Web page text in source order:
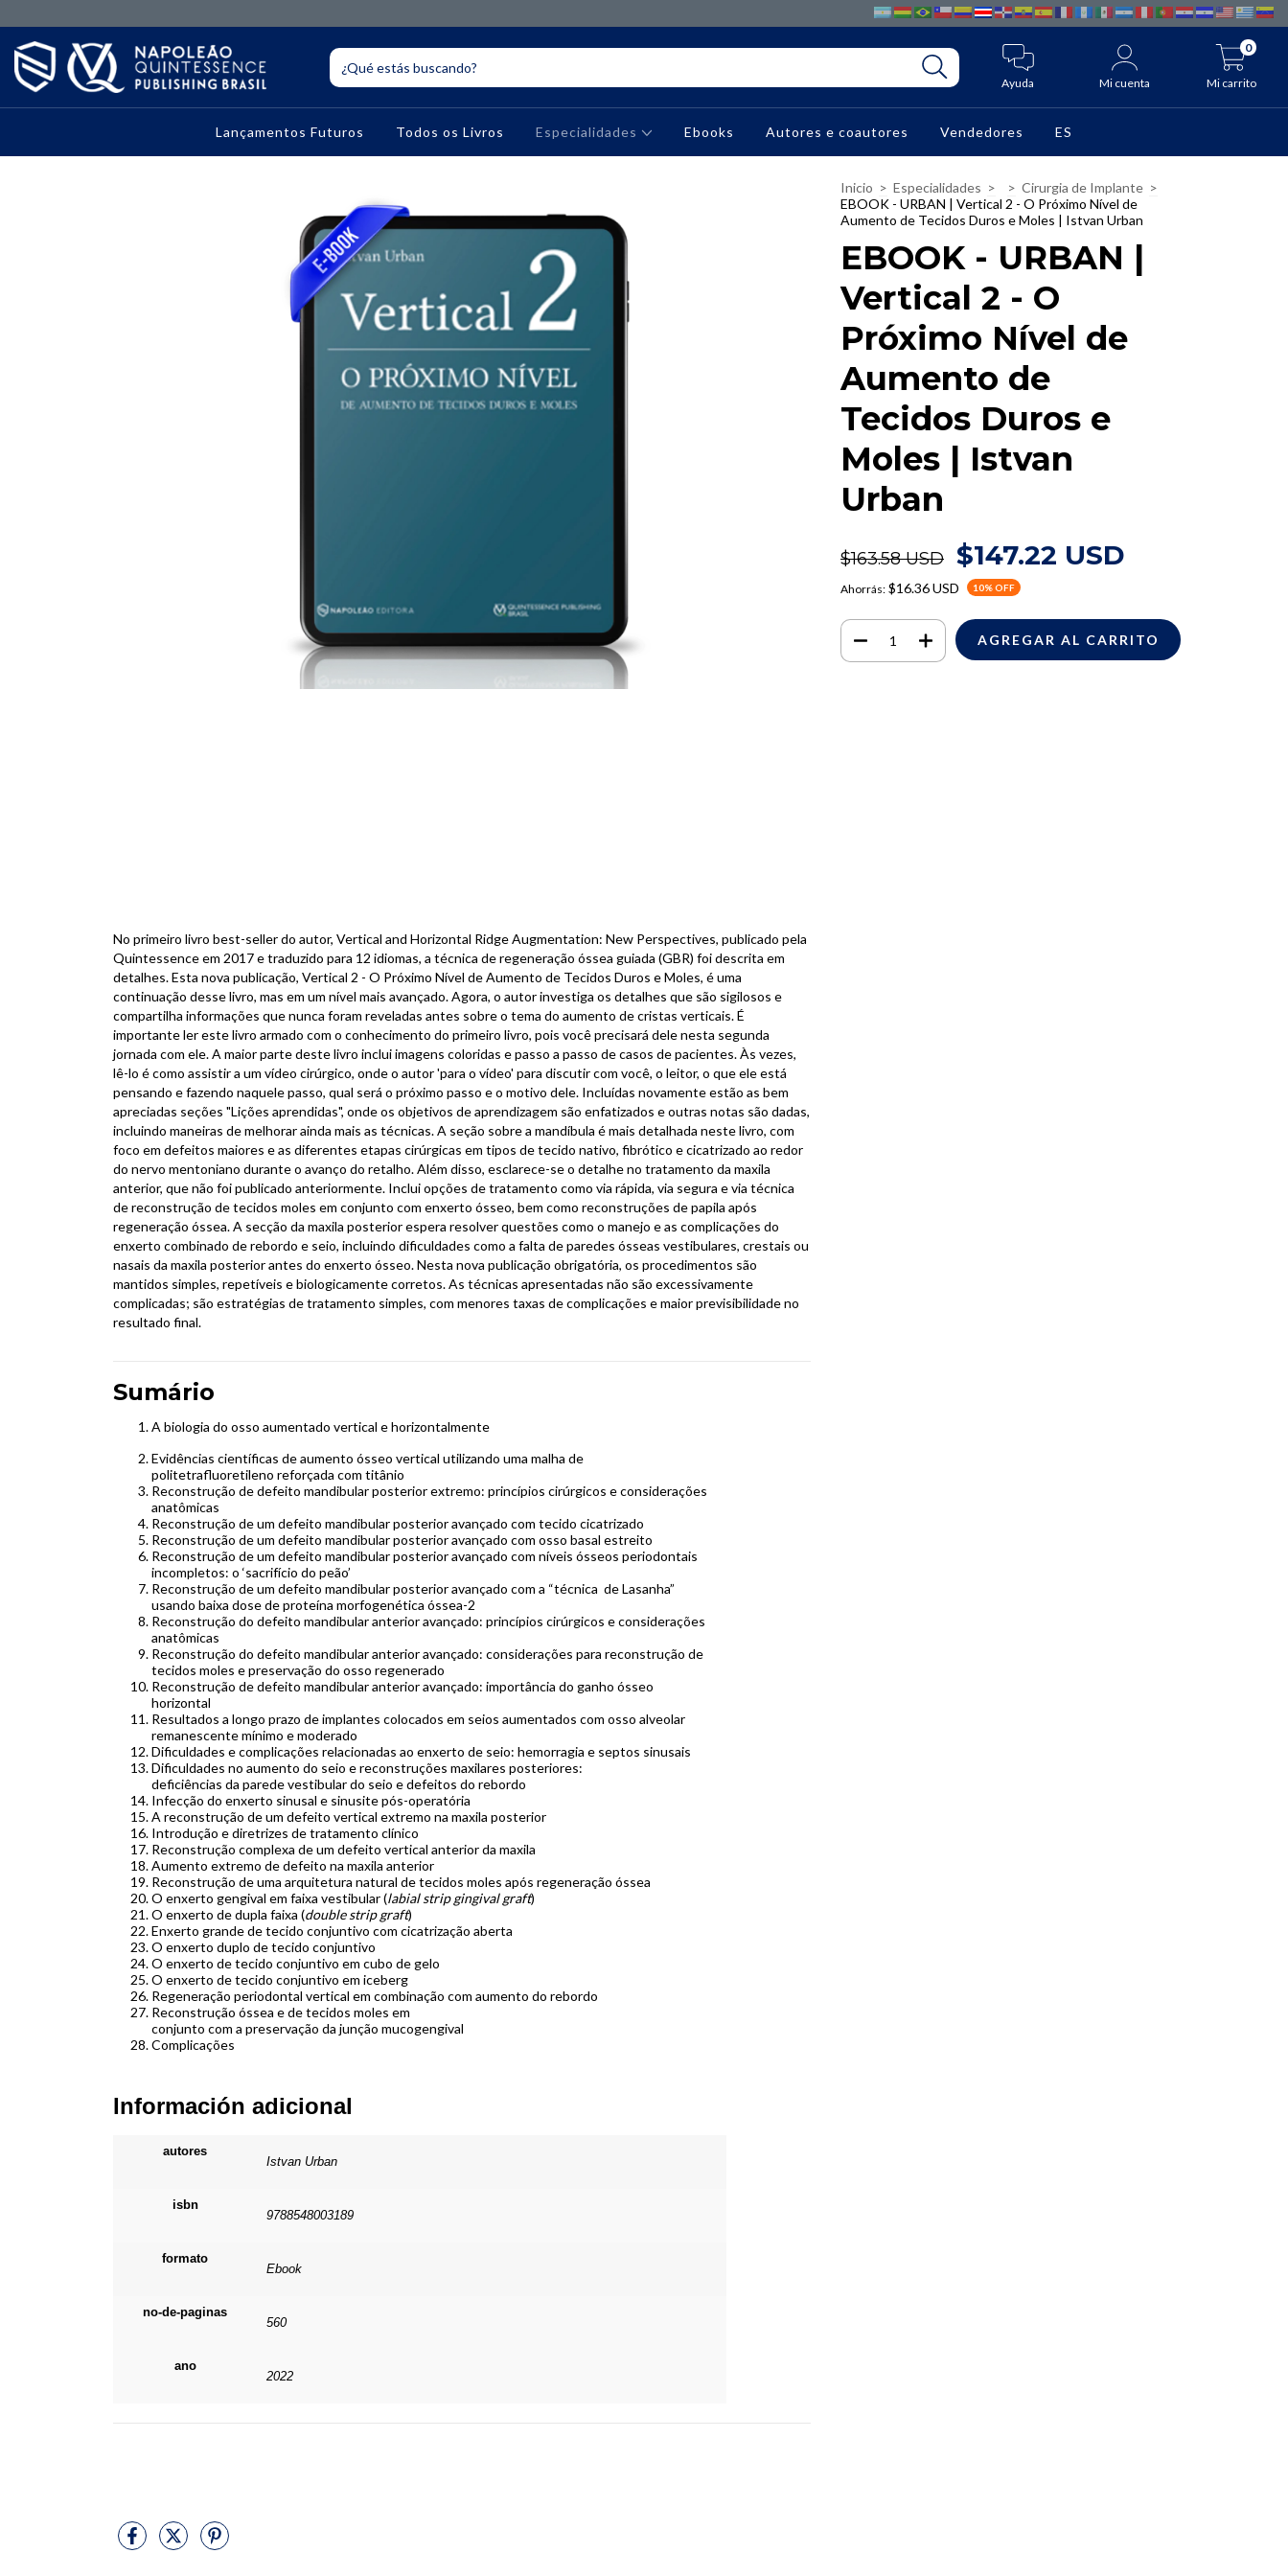
Ayuda Mi cuenta Mi carrito
0
Lançamentos Futuros Todos os Livros Especialidades Ebooks Autores e coautores Vendedores ES
No primeiro livro best-seller do autor, Vertical and Horizontal Ridge Augmentation: New Perspectives, publicado pela
Quintessence em 2017 e traduzido para 12 idiomas, a técnica de regeneração óssea guiada (GBR) foi descrita em
detalhes. Esta nova publicação, Vertical 2 - O Próximo Nível de Aumento de Tecidos Duros e Moles, é uma
continuação desse livro, mas em um nível mais avançado. Agora, o autor investiga os detalhes que são sigilosos e
compartilha informações que nunca foram reveladas antes sobre o tema do aumento de cristas verticais. É
importante ler este livro armado com o conhecimento do primeiro livro, pois você precisará dele nesta segunda
jornada com ele. A maior parte deste livro inclui imagens coloridas e passo a passo de casos de pacientes. Às vezes,
lê-lo é como assistir a um vídeo cirúrgico, onde o autor 'para o vídeo' para discutir com você, o leitor, o que ele está
pensando e fazendo naquele passo, qual será o próximo passo e o motivo dele. Incluídas novamente estão as bem
apreciadas seções "Lições aprendidas", onde os objetivos de aprendizagem são enfatizados e outras notas são dadas,
incluindo maneiras de melhorar ainda mais as técnicas. A seção sobre a mandíbula é mais detalhada neste livro, com
foco em defeitos maiores e as diferentes etapas cirúrgicas em tipos de tecido nativo, fibrótico e cicatrizado ao redor
do nervo mentoniano durante o avanço do retalho. Além disso, esclarece-se o detalhe no tratamento da maxila
anterior, que não foi publicado anteriormente. Inclui opções de tratamento como via rápida, via segura e via técnica
de reconstrução de tecidos moles em conjunto com enxerto ósseo, bem como reconstruções de papila após
regeneração óssea. A secção da maxila posterior espera resolver questões como o manejo e as complicações do
enxerto combinado de rebordo e seio, incluindo dificuldades como a falta de paredes ósseas vestibulares, crestais ou
nasais da maxila posterior antes do enxerto ósseo. Nesta nova publicação obrigatória, os procedimentos são
mantidos simples, repetíveis e biologicamente corretos. As técnicas apresentadas não são excessivamente
complicadas; são estratégias de tratamento simples, com menores taxas de complicações e maior previsibilidade no
resultado final.
Sumário
A biologia do osso aumentado vertical e horizontalmente
Evidências científicas de aumento ósseo vertical utilizando uma malha de
politetrafluoretileno reforçada com titânio
Reconstrução de defeito mandibular posterior extremo: princípios cirúrgicos e considerações
anatômicas
Reconstrução de um defeito mandibular posterior avançado com tecido cicatrizado
Reconstrução de um defeito mandibular posterior avançado com osso basal estreito
Reconstrução de um defeito mandibular posterior avançado com níveis ósseos periodontais
incompletos: o ‘sacrifício do peão’
Reconstrução de um defeito mandibular posterior avançado com a “técnica de Lasanha”
usando baixa dose de proteína morfogenética óssea-2
Reconstrução do defeito mandibular anterior avançado: princípios cirúrgicos e considerações
anatômicas
Reconstrução do defeito mandibular anterior avançado: considerações para reconstrução de
tecidos moles e preservação do osso regenerado
Reconstrução de defeito mandibular anterior avançado: importância do ganho ósseo
horizontal
Resultados a longo prazo de implantes colocados em seios aumentados com osso alveolar
remanescente mínimo e moderado
Dificuldades e complicações relacionadas ao enxerto de seio: hemorragia e septos sinusais
Dificuldades no aumento do seio e reconstruções maxilares posteriores:
deficiências da parede vestibular do seio e defeitos do rebordo
Infecção do enxerto sinusal e sinusite pós-operatória
A reconstrução de um defeito vertical extremo na maxila posterior
Introdução e diretrizes de tratamento clínico
Reconstrução complexa de um defeito vertical anterior da maxila
Aumento extremo de defeito na maxila anterior
Reconstrução de uma arquitetura natural de tecidos moles após regeneração óssea
O enxerto gengival em faixa vestibular (labial strip gingival graft)
O enxerto de dupla faixa (double strip graft)
Enxerto grande de tecido conjuntivo com cicatrização aberta
O enxerto duplo de tecido conjuntivo
O enxerto de tecido conjuntivo em cubo de gelo
O enxerto de tecido conjuntivo em iceberg
Regeneração periodontal vertical em combinação com aumento do rebordo
Reconstrução óssea e de tecidos moles em
conjunto com a preservação da junção mucogengival
Complicações
Información adicional
autores
Istvan Urban
isbn
9788548003189
formato
Ebook
no-de-paginas
560
ano
2022
Inicio > Especialidades > > Cirurgia de Implante >
EBOOK - URBAN | Vertical 2 - O Próximo Nível de
Aumento de Tecidos Duros e Moles | Istvan Urban
EBOOK - URBAN |
Vertical 2 - O
Próximo Nível de
Aumento de
Tecidos Duros e
Moles | Istvan
Urban
$163.58 USD $147.22 USD
Ahorrás: $16.36 USD 10% OFF